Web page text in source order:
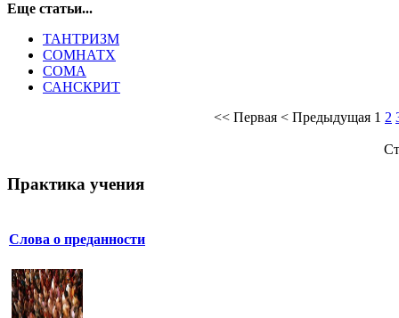
Еще статьи...
ТАНТРИЗМ
СОМНАТХ
СОМА
САНСКРИТ
<< Первая < Предыдущая 1 2
Практика учения
Слова о преданности